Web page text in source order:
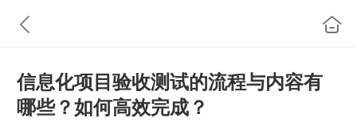
信息化项目验收测试的流程与内容有
哪些？如何高效完成？